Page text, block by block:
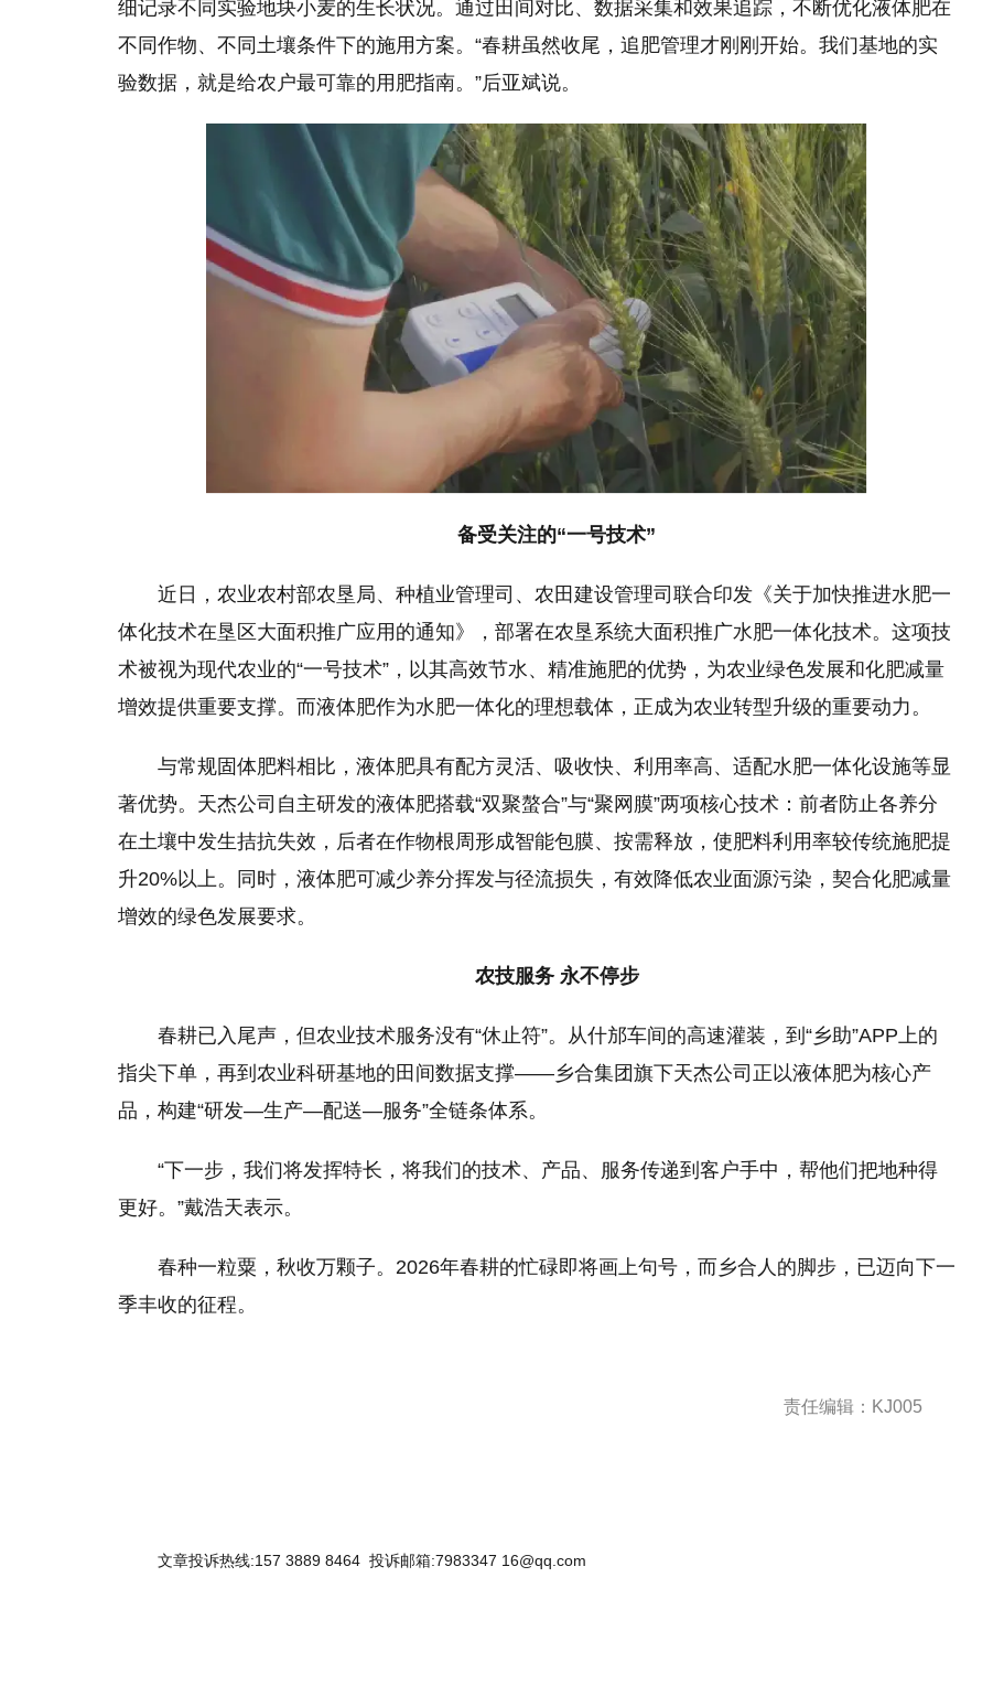
细记录不同实验地块小麦的生长状况。通过田间对比、数据采集和效果追踪，不断优化液体肥在
不同作物、不同土壤条件下的施用方案。“春耕虽然收尾，追肥管理才刚刚开始。我们基地的实
验数据，就是给农户最可靠的用肥指南。”后亚斌说。
备受关注的“一号技术”
近日，农业农村部农垦局、种植业管理司、农田建设管理司联合印发《关于加快推进水肥一
体化技术在垦区大面积推广应用的通知》，部署在农垦系统大面积推广水肥一体化技术。这项技
术被视为现代农业的“一号技术”，以其高效节水、精准施肥的优势，为农业绿色发展和化肥减量
增效提供重要支撑。而液体肥作为水肥一体化的理想载体，正成为农业转型升级的重要动力。
与常规固体肥料相比，液体肥具有配方灵活、吸收快、利用率高、适配水肥一体化设施等显
著优势。天杰公司自主研发的液体肥搭载“双聚螯合”与“聚网膜”两项核心技术：前者防止各养分
在土壤中发生拮抗失效，后者在作物根周形成智能包膜、按需释放，使肥料利用率较传统施肥提
升20%以上。同时，液体肥可减少养分挥发与径流损失，有效降低农业面源污染，契合化肥减量
增效的绿色发展要求。
农技服务 永不停步
春耕已入尾声，但农业技术服务没有“休止符”。从什邡车间的高速灌装，到“乡助”APP上的
指尖下单，再到农业科研基地的田间数据支撑——乡合集团旗下天杰公司正以液体肥为核心产
品，构建“研发—生产—配送—服务”全链条体系。
“下一步，我们将发挥特长，将我们的技术、产品、服务传递到客户手中，帮他们把地种得
更好。”戴浩天表示。
春种一粒粟，秋收万颗子。2026年春耕的忙碌即将画上句号，而乡合人的脚步，已迈向下一
季丰收的征程。
责任编辑：KJ005
文章投诉热线:157 3889 8464 投诉邮箱:7983347 16@qq.com